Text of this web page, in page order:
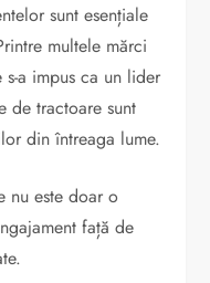
sunt esențiale
multele mărci
a impus ca un lider
de tractoare sunt
din întreaga lume.
nu este doar o
față de